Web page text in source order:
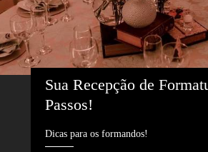
Sua Recepção de
Passos!
Dicas para os formandos!